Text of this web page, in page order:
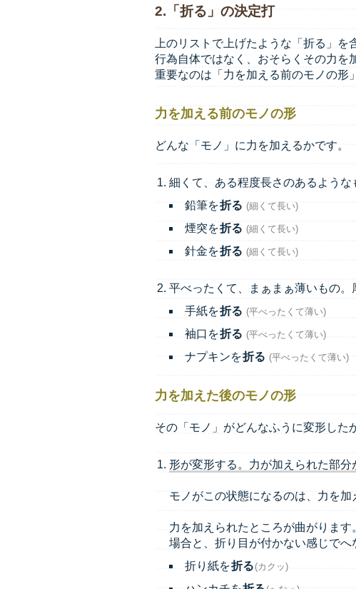
2.「折る」の決定打
上のリストで上げたような「折る」
行為自体ではなく、おそらくその力を
重要なのは「力を加える前のモノの形
力を加える前のモノの形
どんな「モノ」に力を加えるかです。
細くて、ある程度長さのあるような
鉛筆を折る (細くて長い)
煙突を折る (細くて長い)
針金を折る (細くて長い)
平べったくて、まぁまぁ薄いもの。
手紙を折る (平べったくて薄い)
袖口を折る (平べったくて薄い)
ナプキンを折る (平べったくて薄い)
力を加えた後のモノの形
その「モノ」がどんなふうに変形した
形が変形する。力が加えられた部分
モノがこの状態になるのは、力を加
力を加えられたところが曲がりま
場合と、折り目が付かない感じでへ
折り紙を折る (カクッ)